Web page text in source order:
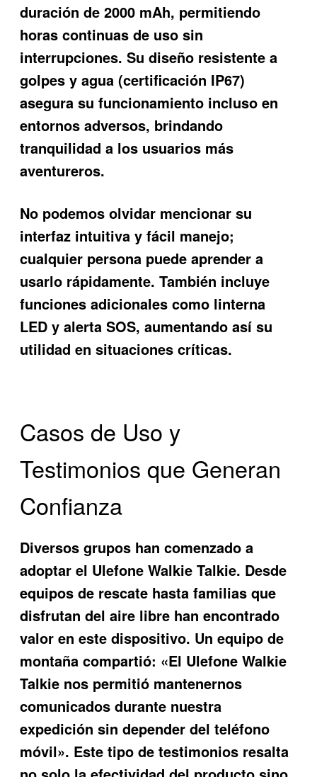
duración de 2000 mAh, permitiendo
horas continuas de uso sin
interrupciones. Su diseño resistente a
golpes y agua (certificación IP67)
asegura su funcionamiento incluso en
entornos adversos, brindando
tranquilidad a los usuarios más
aventureros.
No podemos olvidar mencionar su
interfaz intuitiva y fácil manejo;
cualquier persona puede aprender a
usarlo rápidamente. También incluye
funciones adicionales como linterna
LED y alerta SOS, aumentando así su
utilidad en situaciones críticas.
Casos de Uso y
Testimonios que Generan
Confianza
Diversos grupos han comenzado a
adoptar el Ulefone Walkie Talkie. Desde
equipos de rescate hasta familias que
disfrutan del aire libre han encontrado
valor en este dispositivo. Un equipo de
montaña compartió: «El Ulefone Walkie
Talkie nos permitió mantenernos
comunicados durante nuestra
expedición sin depender del teléfono
móvil». Este tipo de testimonios resalta